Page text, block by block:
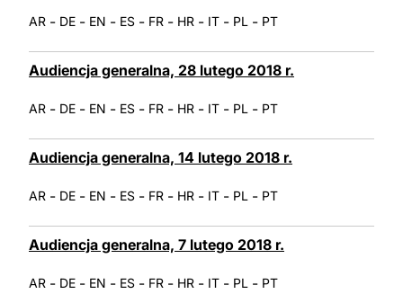
AR - DE - EN - ES - FR - HR - IT - PL - PT
Audiencja generalna, 28 lutego 2018 r.
AR - DE - EN - ES - FR - HR - IT - PL - PT
Audiencja generalna, 14 lutego 2018 r.
AR - DE - EN - ES - FR - HR - IT - PL - PT
Audiencja generalna, 7 lutego 2018 r.
AR - DE - EN - ES - FR - HR - IT - PL - PT